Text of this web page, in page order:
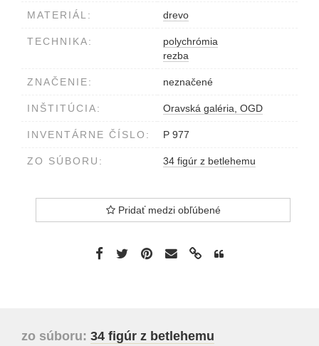
MATERIÁL: drevo
TECHNIKA:
polychrómia
rezba
ZNAČENIE: neznačené
INŠTITÚCIA: Oravská galéria, OGD
INVENTÁRNE ČÍSLO: P 977
ZO SÚBORU: 34 figúr z betlehemu
Pridať medzi obľúbené
zo súboru: 34 figúr z betlehemu